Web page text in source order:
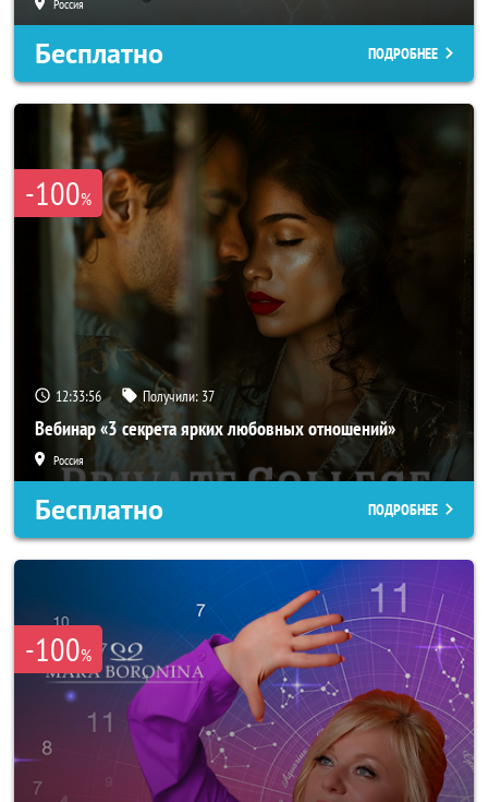
Россия
Бесплатно ПОДРОБНЕЕ
-100%
12:33:54 Получили: 37
Вебинар «3 секрета ярких любовных отношений»
Россия
Бесплатно ПОДРОБНЕЕ
-100%